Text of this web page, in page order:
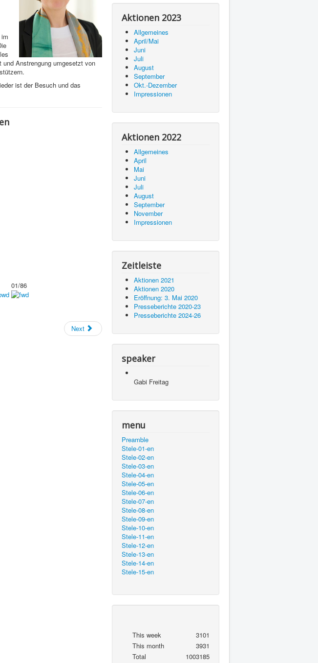
Anstrengung umgesetzt von
ist der Besuch und das
01/86
Next
Aktionen 2023
Allgemeines
April/Mai
Juni
Juli
August
September
Okt.-Dezember
Impressionen
Aktionen 2022
Allgemeines
April
Mai
Juni
Juli
August
September
November
Impressionen
Zeitleiste
Aktionen 2021
Aktionen 2020
Eröffnung: 3. Mai 2020
Presseberichte 2020-23
Presseberichte 2024-26
speaker
Gabi Freitag
menu
Preamble
Stele-01-en
Stele-02-en
Stele-03-en
Stele-04-en
Stele-05-en
Stele-06-en
Stele-07-en
Stele-08-en
Stele-09-en
Stele-10-en
Stele-11-en
Stele-12-en
Stele-13-en
Stele-14-en
Stele-15-en
This week
3101
This month
3931
Total
1003185